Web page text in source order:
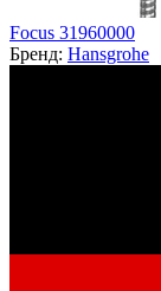
Focus 31960000
Бренд: Hansgrohe